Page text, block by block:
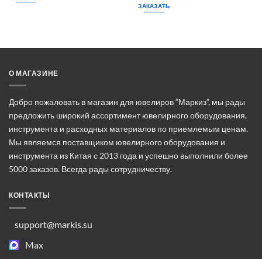
ЗАКАЗАТЬ
О МАГАЗИНЕ
Добро пожаловать в магазин для ювелиров “Маркиз”, мы рады
предложить широкий ассортимент ювелирного оборудования,
инструмента и расходных материалов по приемлемым ценам.
Мы являемся поставщиком ювелирного оборудования и
инструмента из Китая с 2013 года и успешно выполнили более
5000 заказов. Всегда рады сотрудничеству.
КОНТАКТЫ
support@markis.su
Max